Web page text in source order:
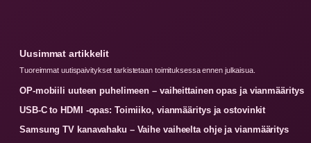
Uusimmat artikkelit
Tuoreimmat uutispaivitykset tarkistetaan toimituksessa ennen julkaisua.
OP-mobiili uuteen puhelimeen – vaiheittainen opas ja vianmääritys
USB-C to HDMI -opas: Toimiiko, vianmääritys ja ostovinkit
Samsung TV kanavahaku – Vaihe vaiheelta ohje ja vianmääritys